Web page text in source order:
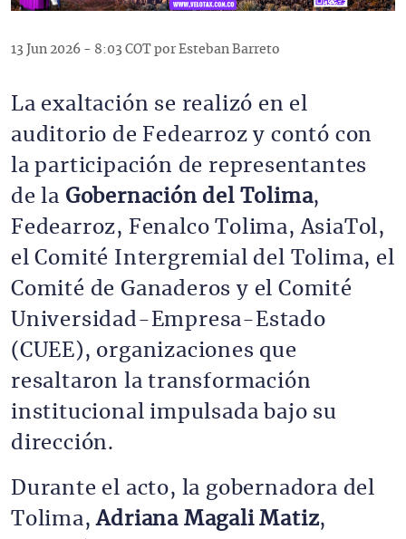
13 Jun 2026 - 8:03 COT por Esteban Barreto
La exaltación se realizó en el
auditorio de Fedearroz y contó con
la participación de representantes
de la Gobernación del Tolima,
Fedearroz, Fenalco Tolima, AsiaTol,
el Comité Intergremial del Tolima, el
Comité de Ganaderos y el Comité
Universidad-Empresa-Estado
(CUEE), organizaciones que
resaltaron la transformación
institucional impulsada bajo su
dirección.
Durante el acto, la gobernadora del
Tolima,Adriana Magali Matiz,